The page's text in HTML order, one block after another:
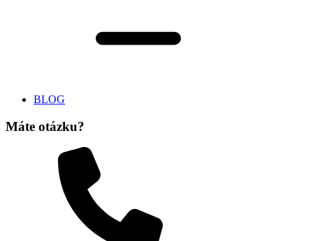
BLOG
Máte otázku?